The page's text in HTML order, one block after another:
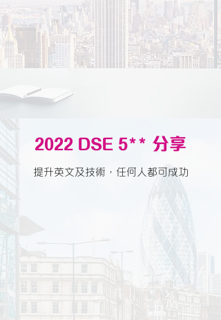
2022 DSE 5** 分享
提升英文及技術，任何人都可成功